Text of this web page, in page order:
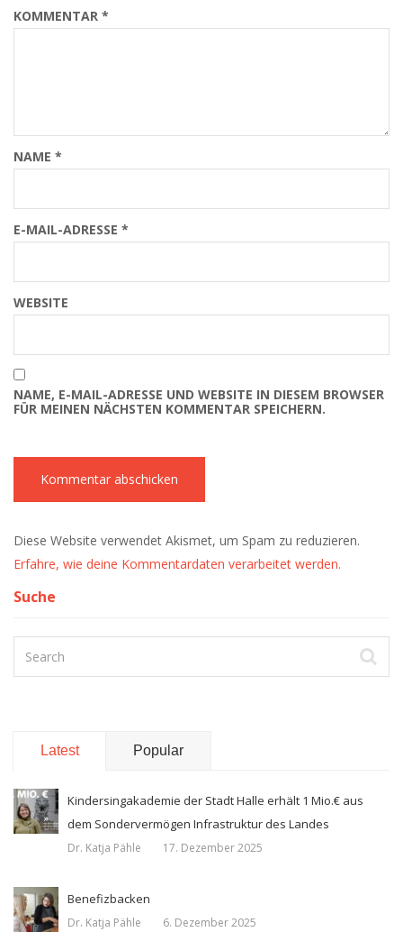
KOMMENTAR *
NAME *
E-MAIL-ADRESSE *
WEBSITE
NAME, E-MAIL-ADRESSE UND WEBSITE IN DIESEM BROWSER
FÜR MEINEN NÄCHSTEN KOMMENTAR SPEICHERN.
Diese Website verwendet Akismet, um Spam zu reduzieren.
Erfahre, wie deine Kommentardaten verarbeitet werden.
Suche
Latest Popular
Kindersingakademie der Stadt Halle erhält 1 Mio.€ aus
dem Sondervermögen Infrastruktur des Landes
Dr. Katja Pähle 17. Dezember 2025
Benefizbacken
Dr. Katja Pähle 6. Dezember 2025